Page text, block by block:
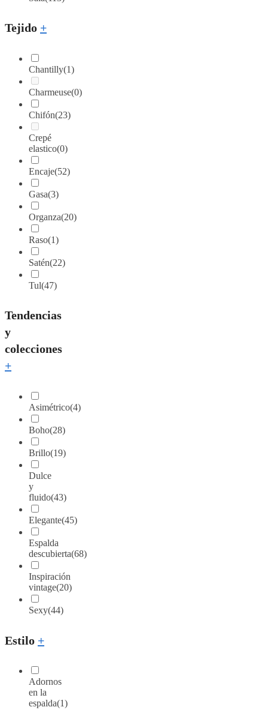
Tejido +
Chantilly(1)
Charmeuse(0)
Chifón(23)
Crepé
elastico(0)
Encaje(52)
Gasa(3)
Organza(20)
Raso(1)
Satén(22)
Tul(47)
Tendencias
y
colecciones
+
Asimétrico(4)
Boho(28)
Brillo(19)
Dulce
y
fluido(43)
Elegante(45)
Espalda
descubierta(68)
Inspiración
vintage(20)
Sexy(44)
Estilo +
Adornos
en la
espalda(1)